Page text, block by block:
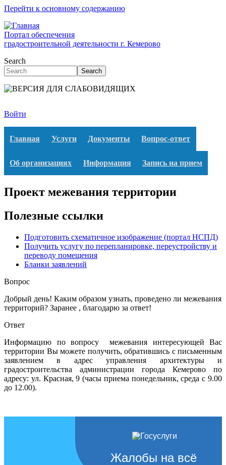
Перейти к основному содержанию
Портал обеспечения
градостроительной деятельности г. Кемерово
Search
Search
Войти
Главная Услуги Документы Вопрос-ответ
Об организациях Информация Запись на прием
Проект межевания территории
Полезные ссылки
Подготовить схематичное изображение (портал НСПД)
Получить услугу по перепланировке, переустройству и
переводу помещения
Бланки заявлений
Вопрос
Добрый день! Каким образом узнать, проведено ли межевания
территорий? Заранее , благодарю за ответ!
Ответ
Информацию по вопросу межевания интересующей Вас
территории Вы можете получить, обратившись с письменным
заявлением в адрес управления архитектуры и
градостроительства администрации города Кемерово по
адресу: ул. Красная, 9 (часы приема понедельник, среда с 9.00
до 12.00).
Жалобы на всё